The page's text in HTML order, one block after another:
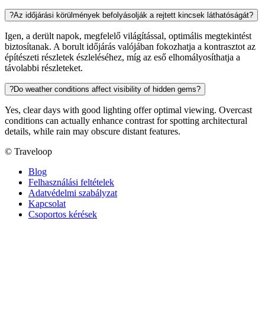
?Az időjárási körülmények befolyásolják a rejtett kincsek láthatóságát?
Igen, a derült napok, megfelelő világítással, optimális megtekintést
biztosítanak. A borult időjárás valójában fokozhatja a kontrasztot az
építészeti részletek észleléséhez, míg az eső elhomályosíthatja a
távolabbi részleteket.
?Do weather conditions affect visibility of hidden gems?
Yes, clear days with good lighting offer optimal viewing. Overcast
conditions can actually enhance contrast for spotting architectural
details, while rain may obscure distant features.
© Traveloop
Blog
Felhasználási feltételek
Adatvédelmi szabályzat
Kapcsolat
Csoportos kérések